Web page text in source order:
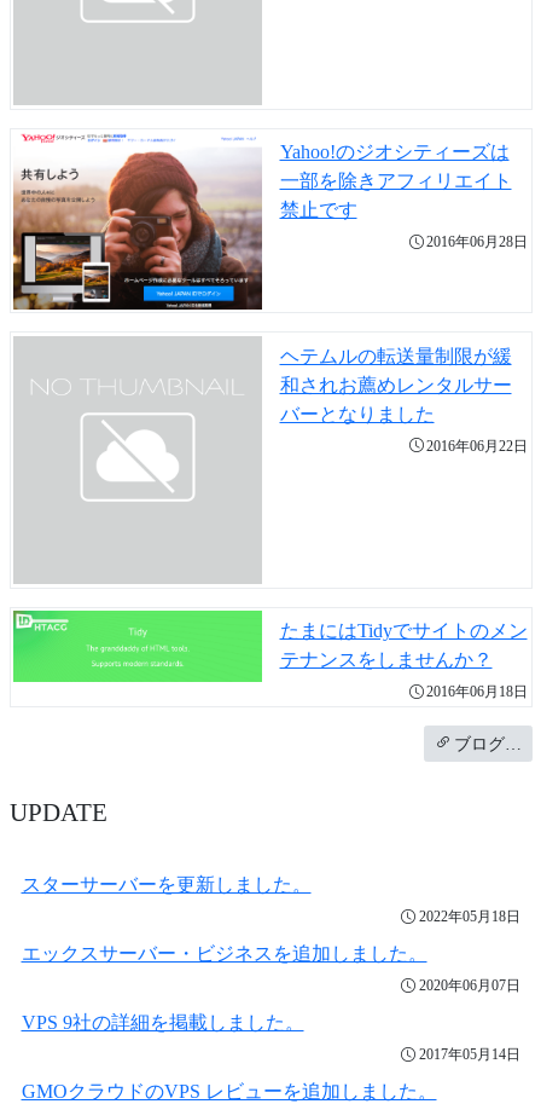
Yahoo!のジオシティーズは
一部を除きアフィリエイト
禁止です
2016年06月28日
ヘテムルの転送量制限が緩
和されお薦めレンタルサー
バーとなりました
2016年06月22日
たまにはTidyでサイトのメン
テナンスをしませんか？
2016年06月18日
ブログ…
UPDATE
スターサーバーを更新しました。
2022年05月18日
エックスサーバー・ビジネスを追加しました。
2020年06月07日
VPS 9社の詳細を掲載しました。
2017年05月14日
GMOクラウドのVPS レビューを追加しました。